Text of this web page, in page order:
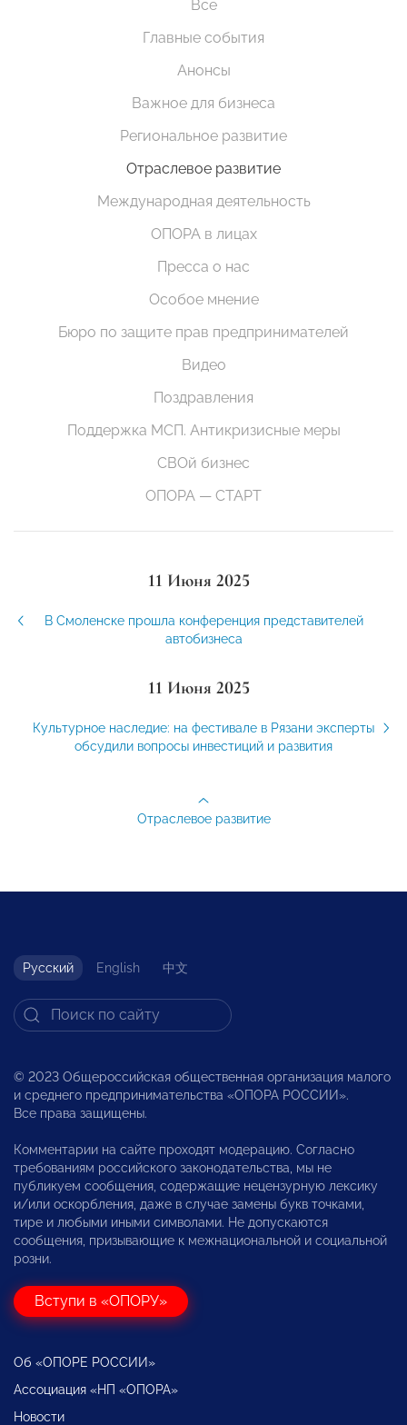
Все
Главные события
Анонсы
Важное для бизнеса
Региональное развитие
Отраслевое развитие
Международная деятельность
ОПОРА в лицах
Пресса о нас
Особое мнение
Бюро по защите прав предпринимателей
Видео
Поздравления
Поддержка МСП. Антикризисные меры
СВОй бизнес
ОПОРА — СТАРТ
11 Июня 2025
В Смоленске прошла конференция представителей
автобизнеса
11 Июня 2025
Культурное наследие: на фестивале в Рязани эксперты
обсудили вопросы инвестиций и развития
Отраслевое развитие
Русский English 中文
© 2023 Общероссийская общественная организация малого
и среднего предпринимательства «ОПОРА РОССИИ».
Все права защищены.
Комментарии на сайте проходят модерацию. Согласно
требованиям российского законодательства, мы не
публикуем сообщения, содержащие нецензурную лексику
и/или оскорбления, даже в случае замены букв точками,
тире и любыми иными символами. Не допускаются
сообщения, призывающие к межнациональной и социальной
розни.
Вступи в «ОПОРУ»
Об «ОПОРЕ РОССИИ»
Ассоциация «НП «ОПОРА»
Новости